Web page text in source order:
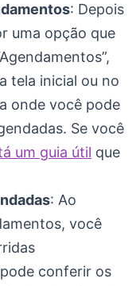
: Depois
uma opção que
tela inicial ou no
onde você pode
Se você
um guia útil que
: Ao
você
conferir os